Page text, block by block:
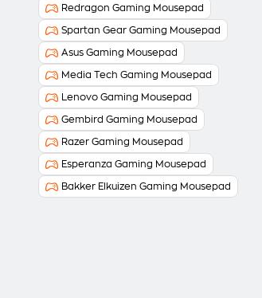
Redragon Gaming Mousepad
Spartan Gear Gaming Mousepad
Asus Gaming Mousepad
Media Tech Gaming Mousepad
Lenovo Gaming Mousepad
Gembird Gaming Mousepad
Razer Gaming Mousepad
Esperanza Gaming Mousepad
Bakker Elkuizen Gaming Mousepad